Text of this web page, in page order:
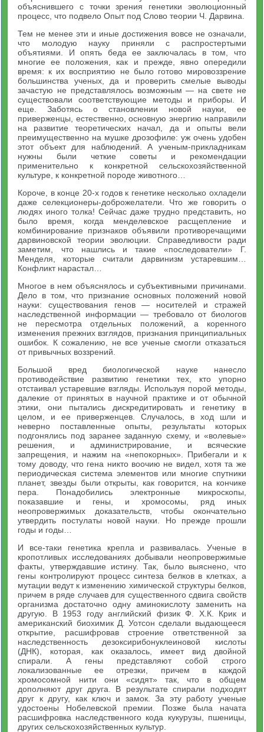
объяснившего с точки зрения генетики эволюционный
процесс, что подвело Опыт под Слово теории Ч. Дарвина.
Тем не менее эти и иные достижения вовсе не означали,
что молодую науку приняли с распростертыми
объятиями. И опять беда ее заключалась в том, что
многие ее положения, как и прежде, явно опередили
время: к их восприятию не было готово мировоззрение
большинства ученых, да и проверить смелые выводы
зачастую не представлялось возможным — на свете не
существовали соответствующие методы и приборы. И
еще. Заботясь о становлении новой науки, ее
приверженцы, естественно, основную энергию направили
на развитие теоретических начал, да и опыты вели
преимущественно на мушке дрозофиле: уж очень удобен
этот объект для наблюдений. А ученым-прикладникам
нужны были четкие советы и рекомендации
применительно к конкретной сельскохозяйственной
культуре, к конкретной породе животного…
Короче, в конце 20-х годов к генетике несколько охладели
даже селекционеры-доброжелатели. Что же говорить о
людях иного толка! Сейчас даже трудно представить, но
было время, когда менделевское расщепление и
комбинирование признаков объявили противоречащими
дарвиновской теории эволюции. Справедливости ради
заметим, что нашлись и такие «последователи» Г.
Менделя, которые считали дарвинизм устаревшим…
Конфликт нарастал…
Многое в нем объяснялось и субъективными причинами.
Дело в том, что признание основных положений новой
науки: существования генов — носителей и стражей
наследственной информации — требовало от биологов
не пересмотра отдельных положений, а коренного
изменения прежних взглядов, признания принципиальных
ошибок. К сожалению, не все ученые смогли отказаться
от привычных воззрений.
Большой вред биологической науке нанесло
противодействие развитию генетики тех, кто упорно
отстаивал устаревшие взгляды. Используя порой методы,
далекие от принятых в научной практике и от обычной
этики, они пытались дискредитировать и генетику в
целом, и ее приверженцев. Случалось, в ход шли и
неверно поставленные опыты, результаты которых
подгонялись под заранее заданную схему, и «волевые»
решения, и администрирование, и всяческие
запрещения, и нажим на «непокорных». Прибегали и к
тому доводу, что гена никто воочию не видел, хотя та же
периодическая система элементов или многие спутники
планет, звезды были открыты, как говорится, на кончике
пера. Понадобились электронные микроскопы,
показавшие и гены, и хромосомы, ряд иных
неопровержимых доказательств, чтобы окончательно
утвердить постулаты новой науки. Но прежде прошли
годы и годы…
И все-таки генетика крепла и развивалась. Ученые в
кропотливых исследованиях добывали неопровержимые
факты, утверждавшие истину. Так, было выяснено, что
гены контролируют процесс синтеза белков в клетках, а
мутации ведут к изменению химической структуры белков,
причем в ряде случаев для существенного сдвига свойств
организма достаточно одну аминокислоту заменить на
другую. В 1953 году английский физик Ф. Х.К. Крик и
американский биохимик Д. Уотсон сделали выдающееся
открытие, расшифровав строение ответственной за
наследственность дезоксирибонуклеиновой кислоты
(ДНК), которая, как оказалось, имеет вид двойной
спирали. А гены представляют собой строго
локализованные ее отрезки, причем в каждой
хромосомной нити они «сидят» так, что в общем
дополняют друг друга. В результате спирали подходят
друг к другу, как ключ и замок. За эту работу ученые
удостоены Нобелевской премии. Позже была начата
расшифровка наследственного кода кукурузы, пшеницы,
других сельскохозяйственных культур.